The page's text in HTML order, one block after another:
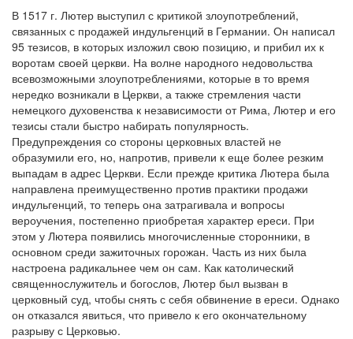
В 1517 г. Лютер выступил с критикой злоупотреблений,
связанных с продажей индульгенций в Германии. Он написал
95 тезисов, в которых изложил свою позицию, и прибил их к
воротам своей церкви. На волне народного недовольства
всевозможными злоупотреблениями, которые в то время
нередко возникали в Церкви, а также стремления части
немецкого духовенства к независимости от Рима, Лютер и его
тезисы стали быстро набирать популярность.
Предупреждения со стороны церковных властей не
образумили его, но, напротив, привели к еще более резким
выпадам в адрес Церкви. Если прежде критика Лютера была
направлена преимущественно против практики продажи
индульгенций, то теперь она затрагивала и вопросы
вероучения, постепенно приобретая характер ереси. При
этом у Лютера появились многочисленные сторонники, в
основном среди зажиточных горожан. Часть из них была
настроена радикальнее чем он сам. Как католический
священнослужитель и богослов, Лютер был вызван в
церковный суд, чтобы снять с себя обвинение в ереси. Однако
он отказался явиться, что привело к его окончательному
разрыву с Церковью.